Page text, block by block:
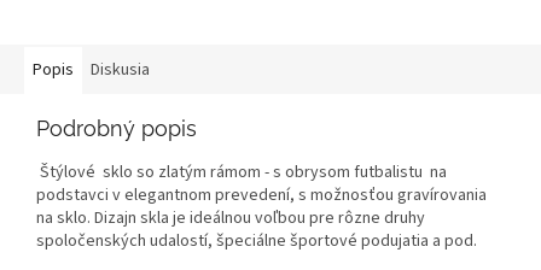
Popis Diskusia
Podrobný popis
Štýlové sklo so zlatým rámom - s obrysom futbalistu na
podstavci v elegantnom prevedení, s možnosťou gravírovania
na sklo. Dizajn skla je ideálnou voľbou pre rôzne druhy
spoločenských udalostí, špeciálne športové podujatia a pod.